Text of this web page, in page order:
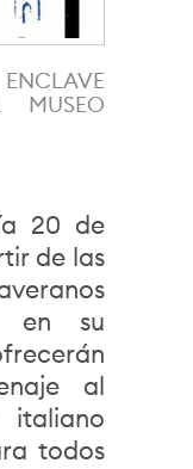
MUSEO
20 de
de las
en su
al
italiano
todos